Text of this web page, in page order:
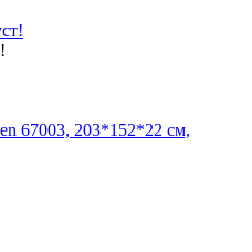
67003, 203*152*22 см,